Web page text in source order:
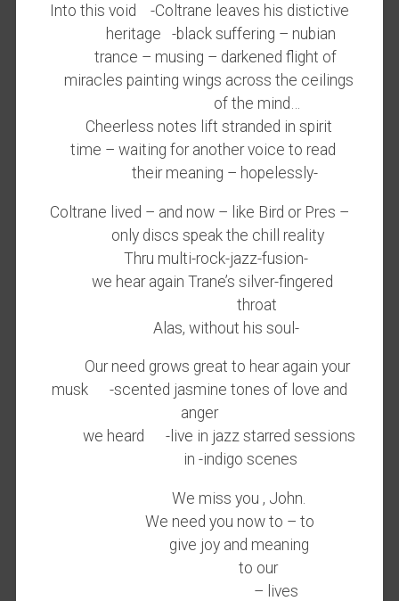
Into this void -Coltrane leaves his distictive
heritage -black suffering – nubian
trance – musing – darkened flight of
miracles painting wings across the ceilings
of the mind…
Cheerless notes lift stranded in spirit
time – waiting for another voice to read
their meaning – hopelessly-
Coltrane lived – and now – like Bird or Pres –
only discs speak the chill reality
Thru multi-rock-jazz-fusion-
we hear again Trane’s silver-fingered
throat
Alas, without his soul-
Our need grows great to hear again your
musk -scented jasmine tones of love and
anger
we heard -live in jazz starred sessions
in -indigo scenes
We miss you , John.
We need you now to – to
give joy and meaning
to our
– lives